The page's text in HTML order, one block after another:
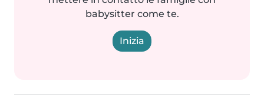
babysitter come te.
Inizia